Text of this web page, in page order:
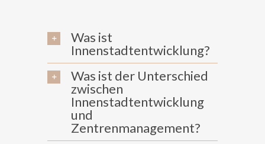
Was ist
Innenstadtentwicklung?
Was ist der Unterschied
zwischen
Innenstadtentwicklung
und
Zentrenmanagement?